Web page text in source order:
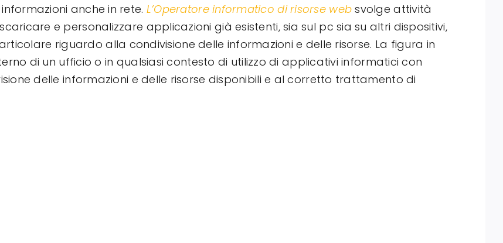
anche in rete. L’Operatore informatico di risorse web svolge attività
e personalizzare applicazioni già esistenti, sia sul pc sia su altri dispositivi,
riguardo alla condivisione delle informazioni e delle risorse. La figura in
di un ufficio o in qualsiasi contesto di utilizzo di applicativi informatici con
delle informazioni e delle risorse disponibili e al corretto trattamento di